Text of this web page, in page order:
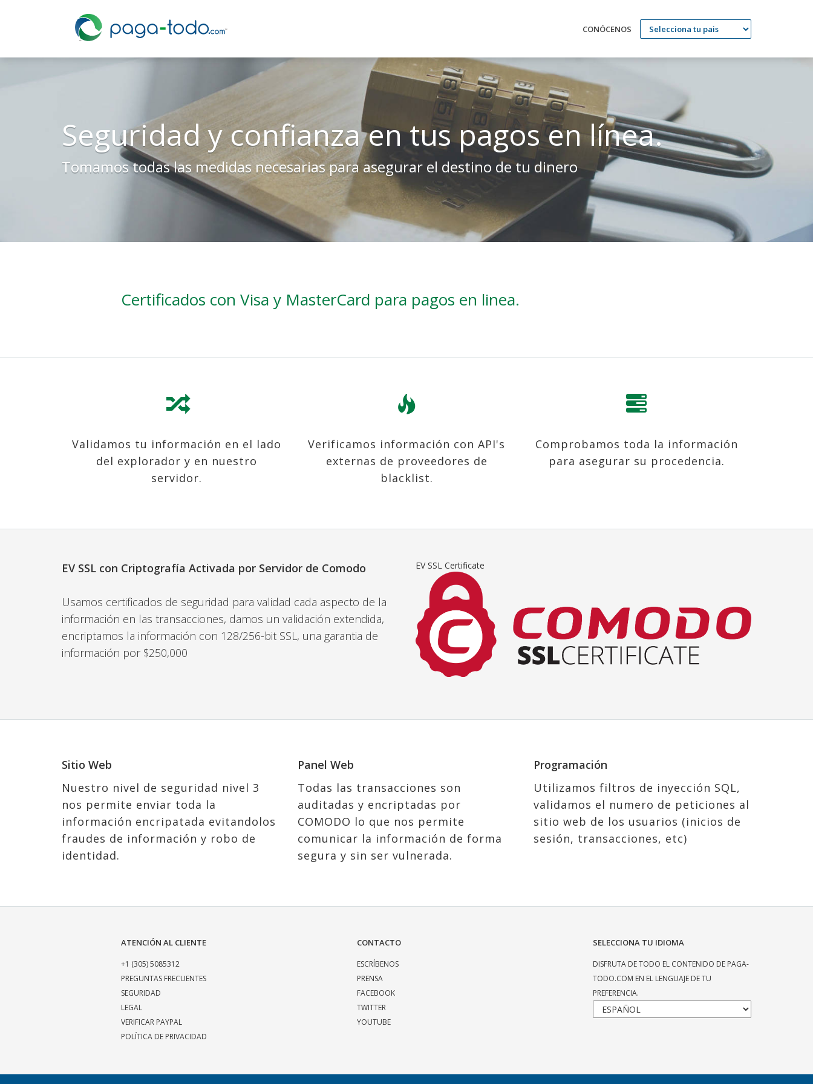
CONÓCENOS
Seguridad y confianza en tus pagos en línea.
Tomamos todas las medidas necesarias para asegurar el destino de tu dinero
Certificados con Visa y MasterCard para pagos en linea.
Validamos tu información en el lado
del explorador y en nuestro
servidor.
Verificamos información con API's
externas de proveedores de
blacklist.
Comprobamos toda la información
para asegurar su procedencia.
EV SSL con Criptografía Activada por Servidor de Comodo
Usamos certificados de seguridad para validad cada aspecto de la
información en las transacciones, damos un validación extendida,
encriptamos la información con 128/256-bit SSL, una garantia de
información por $250,000
EV SSL Certificate
Sitio Web
Nuestro nivel de seguridad nivel 3
nos permite enviar toda la
información encripatada evitandolos
fraudes de información y robo de
identidad.
Panel Web
Todas las transacciones son
auditadas y encriptadas por
COMODO lo que nos permite
comunicar la información de forma
segura y sin ser vulnerada.
Programación
Utilizamos filtros de inyección SQL,
validamos el numero de peticiones al
sitio web de los usuarios (inicios de
sesión, transacciones, etc)
ATENCIÓN AL CLIENTE
+1 (305) 5085312
PREGUNTAS FRECUENTES
SEGURIDAD
LEGAL
VERIFICAR PAYPAL
POLÍTICA DE PRIVACIDAD
CONTACTO
ESCRÍBENOS
PRENSA
FACEBOOK
TWITTER
YOUTUBE
SELECCIONA TU IDIOMA
DISFRUTA DE TODO EL CONTENIDO DE PAGA-
TODO.COM EN EL LENGUAJE DE TU
PREFERENCIA.